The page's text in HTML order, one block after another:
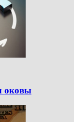
оковы